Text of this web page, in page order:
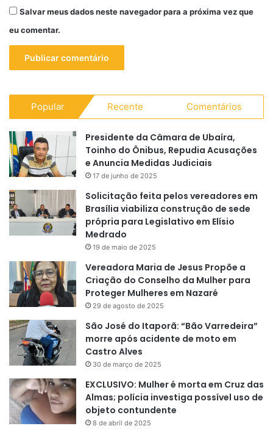
Salvar meus dados neste navegador para a próxima vez que
eu comentar.
Popular Recente Comentários
Presidente da Câmara de Ubaíra,
Toinho do Ônibus, Repudia Acusações
e Anuncia Medidas Judiciais
17 de junho de 2025
Solicitação feita pelos vereadores em
Brasília viabiliza construção de sede
própria para Legislativo em Elísio
Medrado
19 de maio de 2025
Vereadora Maria de Jesus Propõe a
Criação do Conselho da Mulher para
Proteger Mulheres em Nazaré
29 de agosto de 2025
São José do Itaporã: “Bão Varredeira”
morre após acidente de moto em
Castro Alves
30 de março de 2025
EXCLUSIVO: Mulher é morta em Cruz das
Almas; polícia investiga possível uso de
objeto contundente
8 de abril de 2025